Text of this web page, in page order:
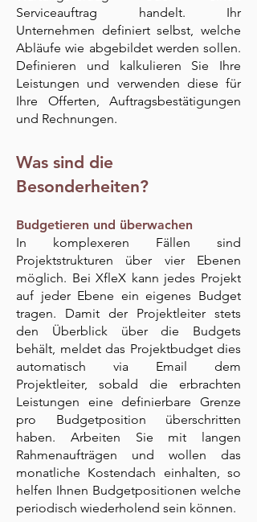
Serviceauftrag handelt. Ihr
Unternehmen definiert selbst, welche
Abläufe wie abgebildet werden sollen.
Definieren und kalkulieren Sie Ihre
Leistungen und verwenden diese für
Ihre Offerten, Auftragsbestätigungen
und Rechnungen.
Was sind die
Besonderheiten?
Budgetieren und überwachen
In komplexeren Fällen sind
Projektstrukturen über vier Ebenen
möglich. Bei XfleX kann jedes Projekt
auf jeder Ebene ein eigenes Budget
tragen. Damit der Projektleiter stets
den Überblick über die Budgets
behält, meldet das Projektbudget dies
automatisch via Email dem
Projektleiter, sobald die erbrachten
Leistungen eine definierbare Grenze
pro Budgetposition überschritten
haben. Arbeiten Sie mit langen
Rahmenaufträgen und wollen das
monatliche Kostendach einhalten, so
helfen Ihnen Budgetpositionen welche
periodisch wiederholend sein können.